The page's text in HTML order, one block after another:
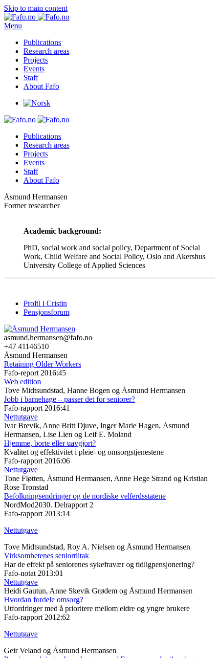
Skip to main content
Menu
Publications
Research areas
Projects
Events
Staff
About Fafo
Publications
Research areas
Projects
Events
Staff
About Fafo
Åsmund Hermansen
Former researcher
Academic background:
PhD, social work and social policy, Department of Social
Work, Child Welfare and Social Policy, Oslo and Akershus
University College of Applied Sciences
Profil i Cristin
Pensjonsforum
asmund.hermansen@fafo.no
+47 41146510
Åsmund Hermansen
Retaining Older Workers
Fafo-report 2016:45
Web edition
Tove Midtsundstad, Hanne Bogen og Åsmund Hermansen
Jobb i barnehage – passer det for seniorer?
Fafo-rapport 2016:41
Nettutgave
Ivar Brevik, Anne Britt Djuve, Inger Marie Hagen, Åsmund
Hermansen, Lise Lien og Leif E. Moland
Hjemme, borte eller uavgjort?
Kvalitet og effektivitet i pleie- og omsorgstjenestene
Fafo-rapport 2016:06
Nettutgave
Tone Fløtten, Åsmund Hermansen, Anne Hege Strand og Kristian
Rose Tronstad
Befolkningsendringer og de nordiske velferdsstatene
NordMod2030. Delrapport 2
Fafo-rapport 2013:14
Nettutgave
Tove Midtsundstad, Roy A. Nielsen og Åsmund Hermansen
Virksomhetenes seniortiltak
Har de effekt på seniorenes sykefravær og tidligpensjonering?
Fafo-notat 2013:01
Nettutgave
Heidi Gautun, Anne Skevik Grødem og Åsmund Hermansen
Hvordan fordele omsorg?
Utfordringer med å prioritere mellom eldre og yngre brukere
Fafo-rapport 2012:62
Nettutgave
Geir Veland og Åsmund Hermansen